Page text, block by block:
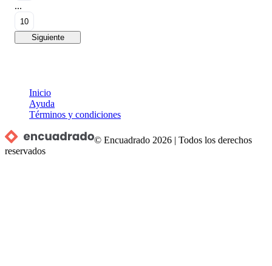
...
10
Siguiente
Inicio
Ayuda
Términos y condiciones
© Encuadrado 2026 |Todos los derechos
reservados